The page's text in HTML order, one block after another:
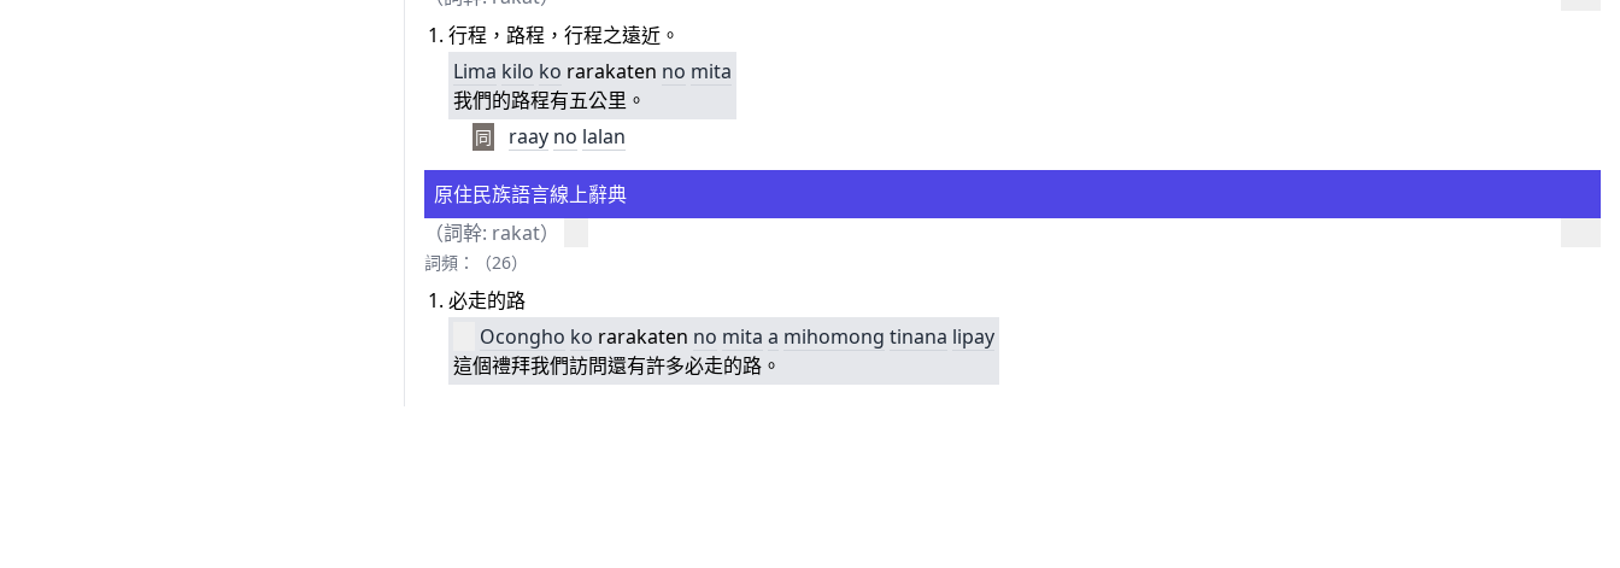
行程，路程，行程之遠近。
Lima kilo ko rarakaten no mita
我們的路程有五公里。
同 raay no lalan
原住民族語言線上辭典
（詞幹: rakat）
詞頻：（26）
必走的路
Ocongho ko rarakaten no mita a mihomong tinana lipay
這個禮拜我們訪問還有許多必走的路。